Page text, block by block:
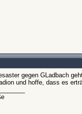
gegen GLadbach
und hoffe, dass es